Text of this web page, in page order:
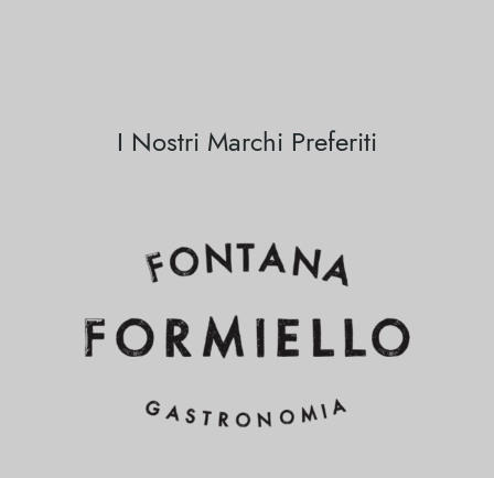
I Nostri Marchi Preferiti